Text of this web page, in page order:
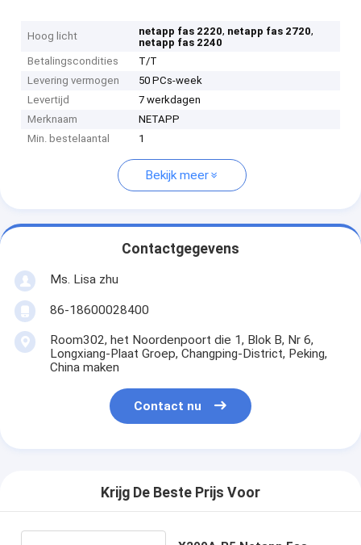
Hoog licht netapp fas 2220, netapp fas 2720,
netapp fas 2240
Betalingscondities
T/T
Levering vermogen
50 PCs-week
Levertijd
7 werkdagen
Merknaam
NETAPP
Min. bestelaantal
1
Bekijk meer
Contactgegevens
Ms. Lisa zhu
86-18600028400
Room302, het Noordenpoort die 1, Blok B, Nr 6,
Longxiang-Plaat Groep, Changping-District, Peking,
China maken
Contact nu
Krijg De Beste Prijs Voor